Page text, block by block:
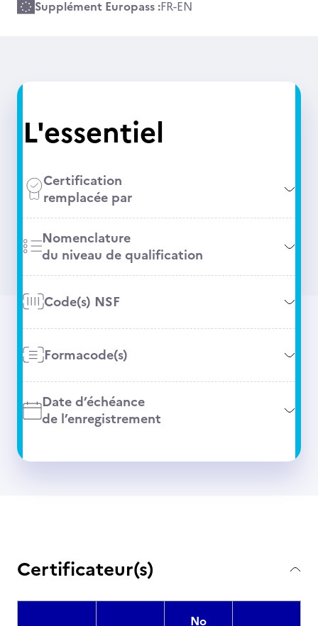
Supplément Europass :FR-EN
L'essentiel
Certification
remplacée par
Nomenclature
du niveau de qualification
Code(s) NSF
Formacode(s)
Date d’échéance
de l’enregistrement
Certificateur(s)
No